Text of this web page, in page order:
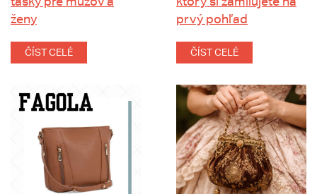
ženy
ČÍST CELÉ
prvý pohľad
ČÍST CELÉ